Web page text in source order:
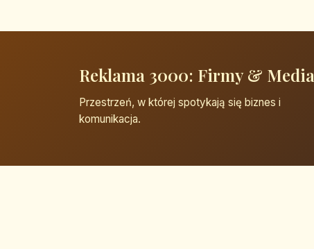
Reklama 3000: Firmy & Media
Przestrzeń, w której spotykają się biznes i
komunikacja.